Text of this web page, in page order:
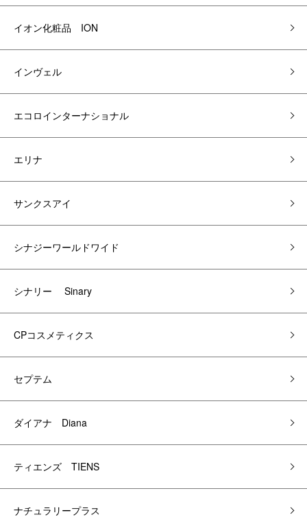
イオン化粧品 ION
インヴェル
エコロインターナショナル
エリナ
サンクスアイ
シナジーワールドワイド
シナリー Sinary
CPコスメティクス
セプテム
ダイアナ Diana
ティエンズ TIENS
ナチュラリープラス